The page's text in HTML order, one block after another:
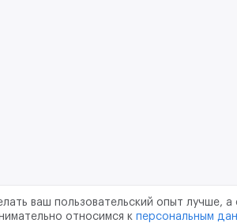
ваш пользовательский опыт лучше, а
относимся к персональным